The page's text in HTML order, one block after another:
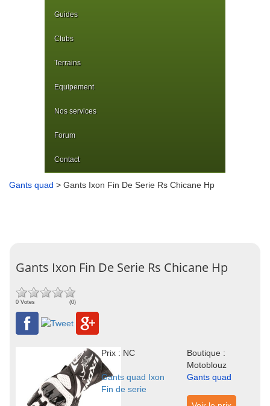
Guides
Clubs
Terrains
Equipement
Nos services
Forum
Contact
Gants quad > Gants Ixon Fin De Serie Rs Chicane Hp
Gants Ixon Fin De Serie Rs Chicane Hp
0 Votes (0)
Prix : NC
Boutique :
Motoblouz
Gants quad Ixon
Fin de serie
Gants quad